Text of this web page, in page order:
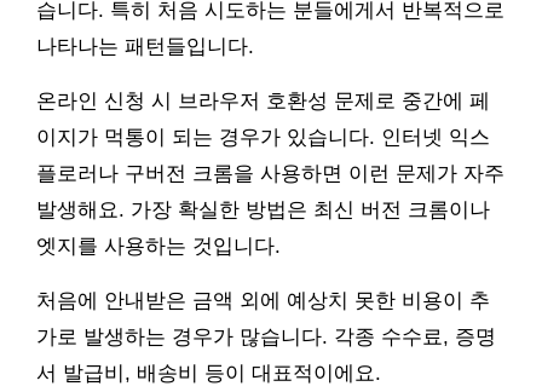
습니다. 특히 처음 시도하는 분들에게서 반복적으로
나타나는 패턴들입니다.
온라인 신청 시 브라우저 호환성 문제로 중간에 페
이지가 먹통이 되는 경우가 있습니다. 인터넷 익스
플로러나 구버전 크롬을 사용하면 이런 문제가 자주
발생해요. 가장 확실한 방법은 최신 버전 크롬이나
엣지를 사용하는 것입니다.
처음에 안내받은 금액 외에 예상치 못한 비용이 추
가로 발생하는 경우가 많습니다. 각종 수수료, 증명
서 발급비, 배송비 등이 대표적이에요.